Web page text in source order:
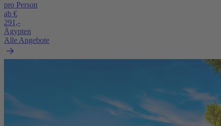
pro Person
ab €
291,-
Ägypten
Alle Angebote